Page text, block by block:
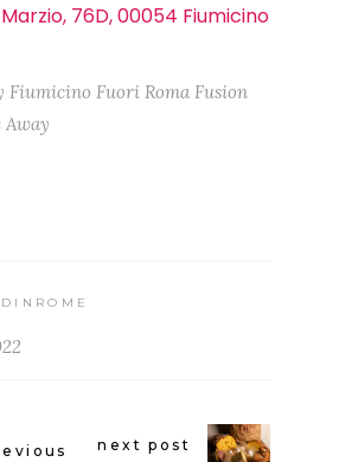
76D, 00054 Fiumicino
Fiumicino Fuori Roma Fusion
Away
next post